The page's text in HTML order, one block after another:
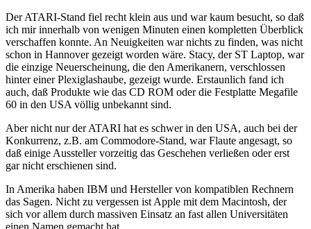
Der ATARI-Stand fiel recht klein aus und war kaum besucht, so daß
ich mir innerhalb von wenigen Minuten einen kompletten Überblick
verschaffen konnte. An Neuigkeiten war nichts zu finden, was nicht
schon in Hannover gezeigt worden wäre. Stacy, der ST Laptop, war
die einzige Neuerscheinung, die den Amerikanern, verschlossen
hinter einer Plexiglashaube, gezeigt wurde. Erstaunlich fand ich
auch, daß Produkte wie das CD ROM oder die Festplatte Megafile
60 in den USA völlig unbekannt sind.
Aber nicht nur der ATARI hat es schwer in den USA, auch bei der
Konkurrenz, z.B. am Commodore-Stand, war Flaute angesagt, so
daß einige Aussteller vorzeitig das Geschehen verließen oder erst
gar nicht erschienen sind.
In Amerika haben IBM und Hersteller von kompatiblen Rechnern
das Sagen. Nicht zu vergessen ist Apple mit dem Macintosh, der
sich vor allem durch massiven Einsatz an fast allen Universitäten
einen Namen gemacht hat.